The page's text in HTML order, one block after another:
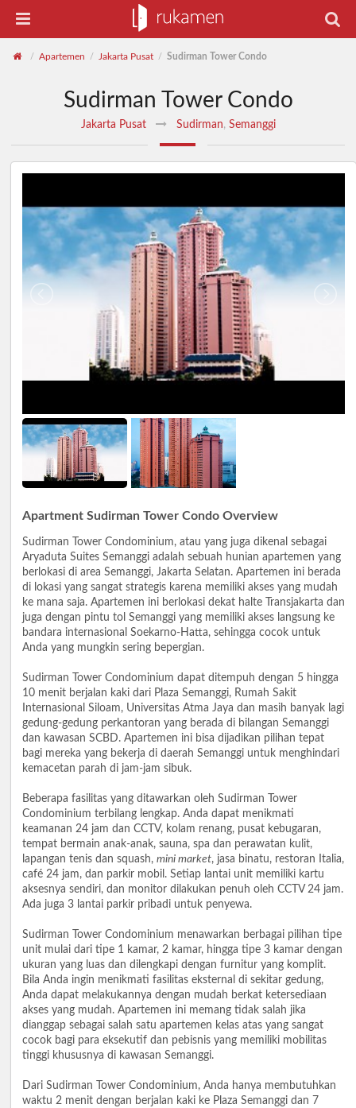
/ Apartemen / Jakarta Pusat / Sudirman Tower Condo
Sudirman Tower Condo
Jakarta Pusat Sudirman, Semanggi
Apartment Sudirman Tower Condo Overview
Sudirman Tower Condominium, atau yang juga dikenal sebagai
Aryaduta Suites Semanggi adalah sebuah hunian apartemen yang
berlokasi di area Semanggi, Jakarta Selatan. Apartemen ini berada
di lokasi yang sangat strategis karena memiliki akses yang mudah
ke mana saja. Apartemen ini berlokasi dekat halte Transjakarta dan
juga dengan pintu tol Semanggi yang memiliki akses langsung ke
bandara internasional Soekarno-Hatta, sehingga cocok untuk
Anda yang mungkin sering bepergian.
Sudirman Tower Condominium dapat ditempuh dengan 5 hingga
10 menit berjalan kaki dari Plaza Semanggi, Rumah Sakit
Internasional Siloam, Universitas Atma Jaya dan masih banyak lagi
gedung-gedung perkantoran yang berada di bilangan Semanggi
dan kawasan SCBD. Apartemen ini bisa dijadikan pilihan tepat
bagi mereka yang bekerja di daerah Semanggi untuk menghindari
kemacetan parah di jam-jam sibuk.
Beberapa fasilitas yang ditawarkan oleh Sudirman Tower
Condominium terbilang lengkap. Anda dapat menikmati
keamanan 24 jam dan CCTV, kolam renang, pusat kebugaran,
tempat bermain anak-anak, sauna, spa dan perawatan kulit,
lapangan tenis dan squash, mini market, jasa binatu, restoran Italia,
café 24 jam, dan parkir mobil. Setiap lantai unit memiliki kartu
aksesnya sendiri, dan monitor dilakukan penuh oleh CCTV 24 jam.
Ada juga 3 lantai parkir pribadi untuk penyewa.
Sudirman Tower Condominium menawarkan berbagai pilihan tipe
unit mulai dari tipe 1 kamar, 2 kamar, hingga tipe 3 kamar dengan
ukuran yang luas dan dilengkapi dengan furnitur yang komplit.
Bila Anda ingin menikmati fasilitas eksternal di sekitar gedung,
Anda dapat melakukannya dengan mudah berkat ketersediaan
akses yang mudah. Apartemen ini memang tidak salah jika
dianggap sebagai salah satu apartemen kelas atas yang sangat
cocok bagi para eksekutif dan pebisnis yang memiliki mobilitas
tinggi khususnya di kawasan Semanggi.
Dari Sudirman Tower Condominium, Anda hanya membutuhkan
waktu 2 menit dengan berjalan kaki ke Plaza Semanggi dan 7